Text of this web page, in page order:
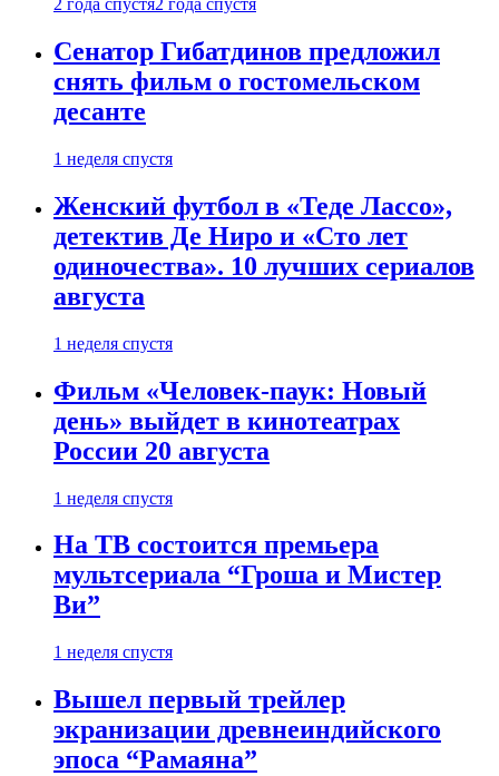
2 года спустя2 года спустя
Сенатор Гибатдинов предложил
снять фильм о гостомельском
десанте
1 неделя спустя
Женский футбол в «Теде Лассо»,
детектив Де Ниро и «Сто лет
одиночества». 10 лучших сериалов
августа
1 неделя спустя
Фильм «Человек-паук: Новый
день» выйдет в кинотеатрах
России 20 августа
1 неделя спустя
На ТВ состоится премьера
мультсериала “Гроша и Мистер
Ви”
1 неделя спустя
Вышел первый трейлер
экранизации древнеиндийского
эпоса “Рамаяна”